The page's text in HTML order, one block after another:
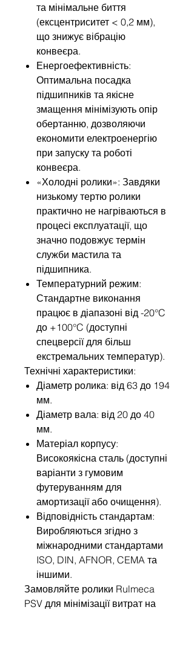
та мінімальне биття
(ексцентриситет < 0,2 мм),
що знижує вібрацію
конвеєра.
Енергоефективність:
Оптимальна посадка
підшипників та якісне
змащення мінімізують опір
обертанню, дозволяючи
економити електроенергію
при запуску та роботі
конвеєра.
«Холодні ролики»: Завдяки
низькому тертю ролики
практично не нагріваються в
процесі експлуатації, що
значно подовжує термін
служби мастила та
підшипника.
Температурний режим:
Стандартне виконання
працює в діапазоні від -20°C
до +100°C (доступні
спецверсії для більш
екстремальних температур).
Технічні характеристики:
Діаметр ролика: від 63 до 194
мм.
Діаметр вала: від 20 до 40
мм.
Матеріал корпусу:
Високоякісна сталь (доступні
варіанти з гумовим
футеруванням для
амортизації або очищення).
Відповідність стандартам:
Виробляються згідно з
міжнародними стандартами
ISO, DIN, AFNOR, CEMA та
іншими.
Замовляйте ролики Rulmeca
PSV для мінімізації витрат на